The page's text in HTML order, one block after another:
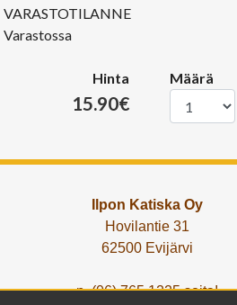
VARASTOTILANNE
Varastossa
Hinta
15.90€
Määrä
Ilpon Katiska Oy
Hovilantie 31
62500 Evijärvi
p. (06) 765 1225 soita!